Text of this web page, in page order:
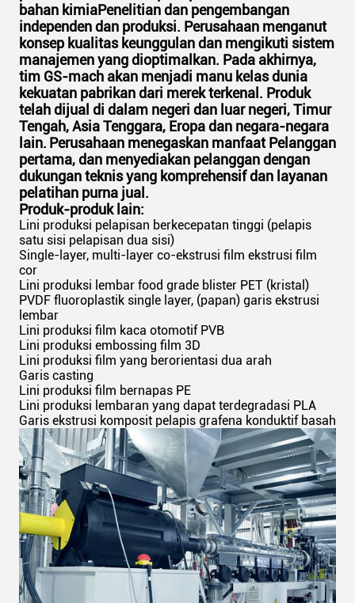
bahan kimiaPenelitian dan pengembangan
independen dan produksi. Perusahaan menganut
konsep kualitas keunggulan dan mengikuti sistem
manajemen yang dioptimalkan. Pada akhirnya,
tim GS-mach akan menjadi manu kelas dunia
kekuatan pabrikan dari merek terkenal. Produk
telah dijual di dalam negeri dan luar negeri, Timur
Tengah, Asia Tenggara, Eropa dan negara-negara
lain. Perusahaan menegaskan manfaat Pelanggan
pertama, dan menyediakan pelanggan dengan
dukungan teknis yang komprehensif dan layanan
pelatihan purna jual.
Produk-produk lain:
Lini produksi pelapisan berkecepatan tinggi (pelapis
satu sisi pelapisan dua sisi)
Single-layer, multi-layer co-ekstrusi film ekstrusi film
cor
Lini produksi lembar food grade blister PET (kristal)
PVDF fluoroplastik single layer, (papan) garis ekstrusi
lembar
Lini produksi film kaca otomotif PVB
Lini produksi embossing film 3D
Lini produksi film yang berorientasi dua arah
Garis casting
Lini produksi film bernapas PE
Lini produksi lembaran yang dapat terdegradasi PLA
Garis ekstrusi komposit pelapis grafena konduktif basah